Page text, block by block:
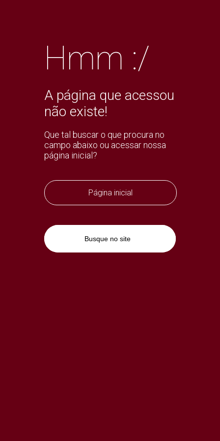
Hmm :/
A página que acessou
não existe!
Que tal buscar o que procura no
campo abaixo ou acessar nossa
página inicial?
Página inicial